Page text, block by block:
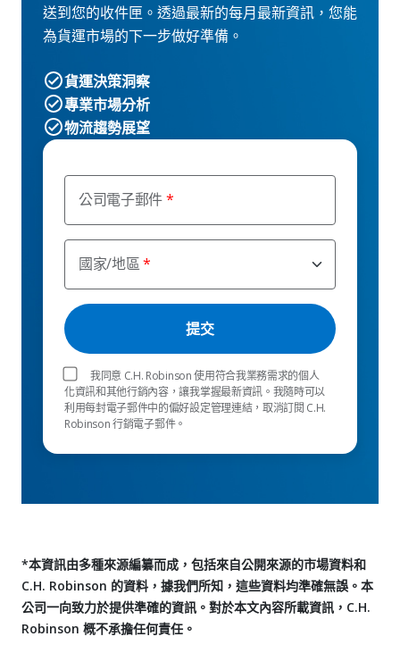
公司電子郵件
國家/地區
我同意 C.H. Robinson 使用符合我業務需求的個人
化資訊和其他行銷內容，讓我掌握最新資訊。我隨時可以
利用每封電子郵件中的偏好設定管理連結，取消訂閱 C.H.
Robinson 行銷電子郵件。
送到您的收件匣。透過最新的每月最新資訊，您能
為貨運市場的下一步做好準備。
貨運決策洞察
專業市場分析
物流趨勢展望
*本資訊由多種來源編纂而成，包括來自公開來源的市場資料和
C.H. Robinson 的資料，據我們所知，這些資料均準確無誤。本
公司一向致力於提供準確的資訊。對於本文內容所載資訊，C.H.
Robinson 概不承擔任何責任。